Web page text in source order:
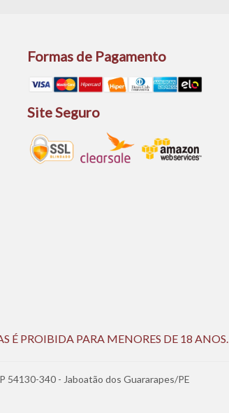
Formas de Pagamento
Site Seguro
É PROIBIDA PARA MENORES DE 18 ANOS.
54130-340 - Jaboatão dos Guararapes/PE